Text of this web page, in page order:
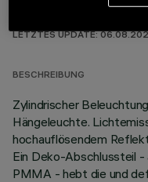
TECHNISCHE
LETZTES UPDATE:
BESCHREIBUNG
Zylindrischer
Hängeleuchte.
hochauflösendem
Ein Deko-Abschlussteil
PMMA - hebt die und